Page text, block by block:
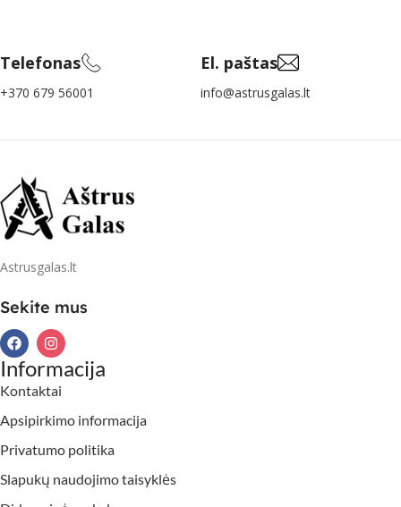
Telefonas
+370 679 56001
El. paštas
info@astrusgalas.lt
Astrusgalas.lt
Sekite mus
Informacija
Kontaktai
Apsipirkimo informacija
Privatumo politika
Slapukų naudojimo taisyklės